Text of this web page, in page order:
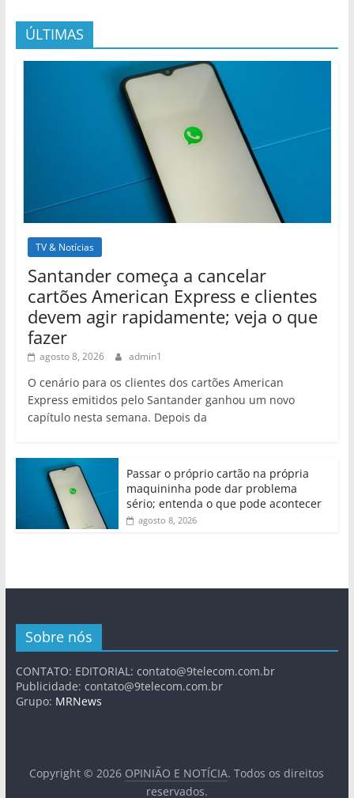
ÚLTIMAS
TV & Notícias
Santander começa a cancelar
cartões American Express e clientes
devem agir rapidamente; veja o que
fazer
agosto 8, 2026 admin1
O cenário para os clientes dos cartões American
Express emitidos pelo Santander ganhou um novo
capítulo nesta semana. Depois da
Passar o próprio cartão na própria
maquininha pode dar problema
sério; entenda o que pode acontecer
agosto 8, 2026
Sobre nós
CONTATO: EDITORIAL: contato@9telecom.com.br
Publicidade: contato@9telecom.com.br
Grupo: MRNews
Copyright © 2026 OPINIÃO E NOTÍCIA. Todos os direitos
reservados.